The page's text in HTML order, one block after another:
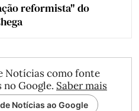
reformista" do
Notícias como fonte
Google. Saber mais
Notícias ao Google